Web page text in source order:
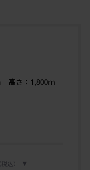
高さ：1,800ｍ
（税込） ▼